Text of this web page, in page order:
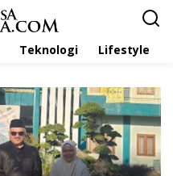
Teknologi Lifestyle